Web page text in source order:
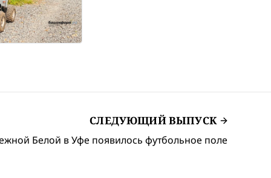
СЛЕДУЮЩИЙ ВЫПУСК
Белой в Уфе появилось футбольное поле